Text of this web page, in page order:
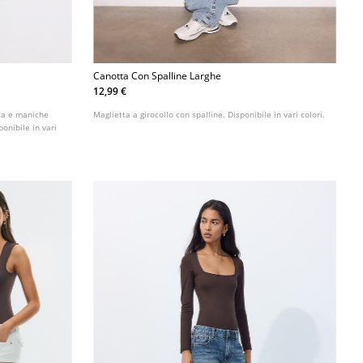
e maniche
in vari
Canotta Con Spalline Larghe
12,99 €
Maglietta a girocollo con spalline. Disponibile in vari colori.